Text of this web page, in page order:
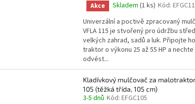
Průměrné
hodnocení
produktu
je
4,7
z
5
hvězdiček.
Akce Skladem (1 ks) Kód:
Univerzální a poctivě zpracovaný
VFLA 115 je stvořený pro údržbu
velkých zahrad, sadů a luk. Připojte
traktor o výkonu 25 až 55 HP a nechte
odvést...
Kladívkový mulčovač za malotraktor
105 (těžká třída, 105 cm)
3-5 dnů Kód: EFGC105